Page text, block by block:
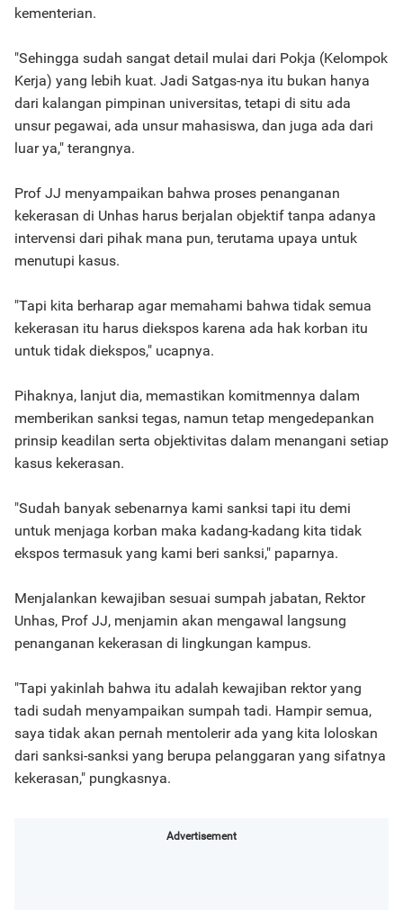
kementerian.
"Sehingga sudah sangat detail mulai dari Pokja (Kelompok
Kerja) yang lebih kuat. Jadi Satgas-nya itu bukan hanya
dari kalangan pimpinan universitas, tetapi di situ ada
unsur pegawai, ada unsur mahasiswa, dan juga ada dari
luar ya," terangnya.
Prof JJ menyampaikan bahwa proses penanganan
kekerasan di Unhas harus berjalan objektif tanpa adanya
intervensi dari pihak mana pun, terutama upaya untuk
menutupi kasus.
"Tapi kita berharap agar memahami bahwa tidak semua
kekerasan itu harus diekspos karena ada hak korban itu
untuk tidak diekspos," ucapnya.
Pihaknya, lanjut dia, memastikan komitmennya dalam
memberikan sanksi tegas, namun tetap mengedepankan
prinsip keadilan serta objektivitas dalam menangani setiap
kasus kekerasan.
"Sudah banyak sebenarnya kami sanksi tapi itu demi
untuk menjaga korban maka kadang-kadang kita tidak
ekspos termasuk yang kami beri sanksi," paparnya.
Menjalankan kewajiban sesuai sumpah jabatan, Rektor
Unhas, Prof JJ, menjamin akan mengawal langsung
penanganan kekerasan di lingkungan kampus.
"Tapi yakinlah bahwa itu adalah kewajiban rektor yang
tadi sudah menyampaikan sumpah tadi. Hampir semua,
saya tidak akan pernah mentolerir ada yang kita loloskan
dari sanksi-sanksi yang berupa pelanggaran yang sifatnya
kekerasan," pungkasnya.
Advertisement